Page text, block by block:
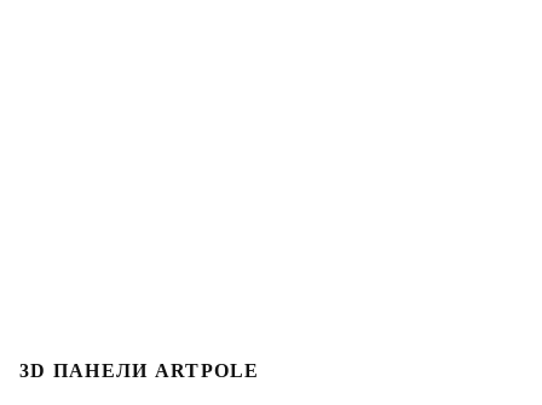
3D ПАНЕЛИ ARTPOLE